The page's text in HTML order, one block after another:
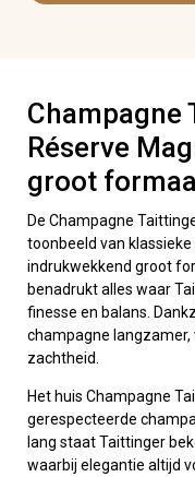
Champagne
Réserve
groot
De Champagne
toonbeeld van
indrukwekkend groot
benadrukt alles waar
finesse en balans.
champagne
zachtheid.
Het huis Champagne
gerespecteerde
lang staat Taittinger
waarbij elegantie altijd